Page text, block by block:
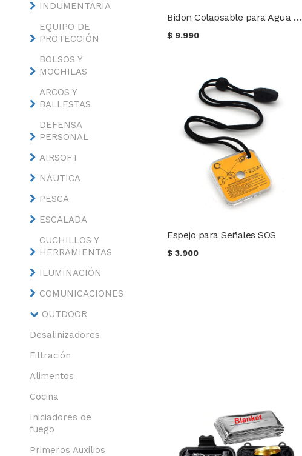
INDUMENTARIA
EQUIPO DE
PROTECCIÓN
BOLSOS Y
MOCHILAS
ARCOS Y
BALLESTAS
DEFENSA
PERSONAL
AIRSOFT
NÁUTICA
PESCA
ESCALADA
CUCHILLOS Y
HERRAMIENTAS
ILUMINACIÓN
COMUNICACIONES
OUTDOOR
Desalinizadores
Filtración
Alimentos
Cocina
Iniciadores de
fuego
Primeros Auxilios
Bidon Colapsable para Agua - 5 litros
$ 9.990
Espejo para Señales SOS
$3.900